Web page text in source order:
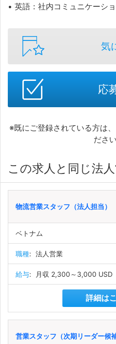
• 英語：社内コミュニケーシ
気
応
※既にご登録されている方は
ださい
この求人と同じ法
物流営業スタッフ（法人担当）
ベトナム
職種: 法人営業
給与: 月収 2,300～3,000 USD
詳細は
営業スタッフ（次期リーダー候補